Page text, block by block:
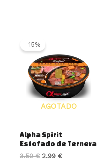
AGOTADO
-15%
Alpha Spirit
Estofado de Ternera
3.50€
original
era:
3.50 €.
2.99 €
es:
2.99 €.